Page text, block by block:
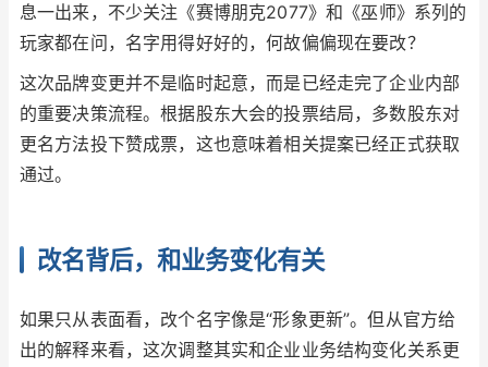
息一出来，不少关注《赛博朋克2077》和《巫师》系列的
玩家都在问，名字用得好好的，何故偏偏现在要改？
这次品牌变更并不是临时起意，而是已经走完了企业内部
的重要决策流程。根据股东大会的投票结局，多数股东对
更名方法投下赞成票，这也意味着相关提案已经正式获取
通过。
改名背后，和业务变化有关
如果只从表面看，改个名字像是“形象更新”。但从官方给
出的解释来看，这次调整其实和企业业务结构变化关系更